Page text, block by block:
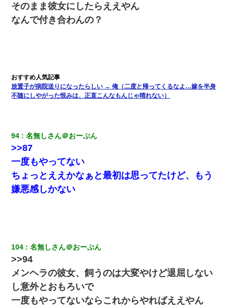
そのまま彼女にしたらええやん
なんで付き合わんの？
放置子が病院送りになったらしい → 俺（二度と帰ってくるなよ…嫁を半身
不随にしやがった恨みは、正直こんなもんじゃ晴れない）
94 名無しさん＠おーぷん
>>87
一度もやってない
ちょっとええかなぁと最初は思ってたけど、もう
嫌悪感しかない
104 名無しさん＠おーぷん
>>94
メンヘラの彼女、飼うのは大変やけど退屈しない
し意外とおもろいで
一度もやってないならこれからやればええやん